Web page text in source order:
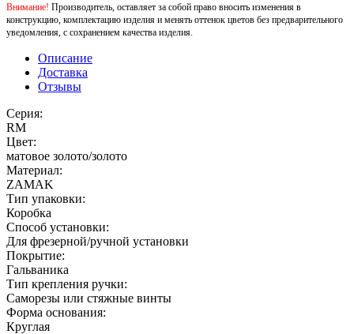
Внимание! Производитель, оставляет за собой право вносить изменения в
конструкцию, комплектацию изделия и менять оттенок цветов без предварительного
уведомления, с сохранением качества изделия.
Описание
Доставка
Отзывы
Серия:
RM
Цвет:
матовое золото/золото
Материал:
ZAMAK
Тип упаковки:
Коробка
Способ установки:
Для фрезерной/ручной установки
Покрытие:
Гальваника
Тип крепления ручки:
Саморезы или стяжные винты
Форма основания:
Круглая